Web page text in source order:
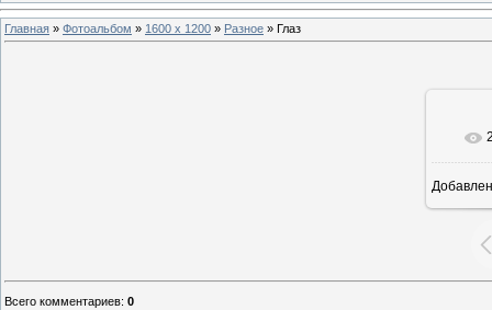
Главная » Фотоальбом » 1600 x 1200 » Разное » Глаз
Всего комментариев: 0